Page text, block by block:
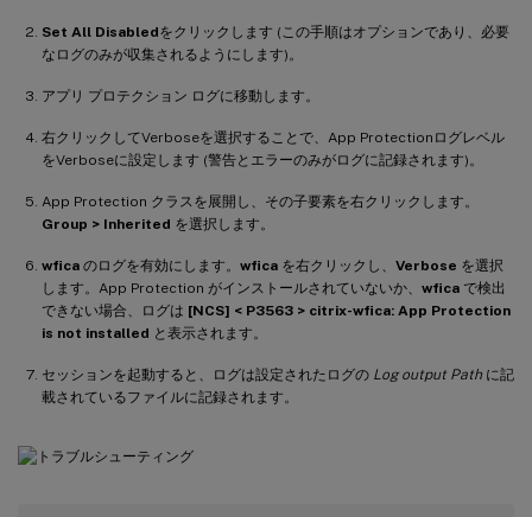
Set All Disabledをクリックします (この手順はオプションであり、必要
なログのみが収集されるようにします)。
アプリ プロテクション ログに移動します。
右クリックしてVerboseを選択することで、App Protectionログレベル
をVerboseに設定します (警告とエラーのみがログに記録されます)。
App Protection クラスを展開し、その子要素を右クリックします。
Group > Inherited を選択します。
wfica のログを有効にします。 wfica を右クリックし、 Verbose を選択
します。App Protection がインストールされていないか、 wfica で検出
できない場合、ログは [NCS] < P3563 > citrix-wfica: App Protection
is not installed と表示されます。
セッションを起動すると、ログは設定されたログの Log output Path に記
載されているファイルに記録されます。